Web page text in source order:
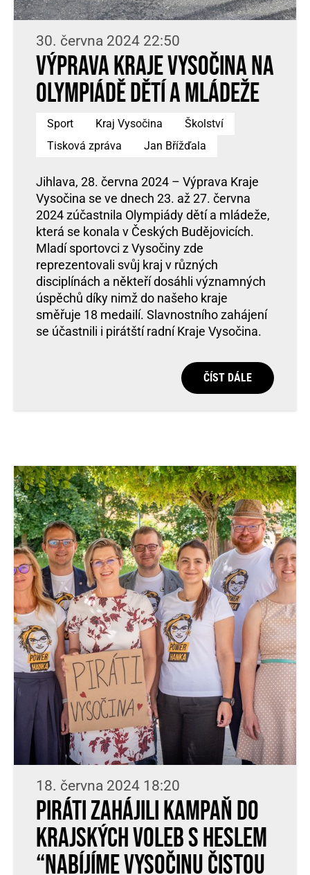
30. června 2024 22:50
Výprava Kraje Vysočina na
Olympiádě dětí a mládeže
Sport Kraj Vysočina
Školství
Tisková zpráva
Jan Břížďala
Jihlava, 28. června 2024 – Výprava Kraje
Vysočina se ve dnech 23. až 27. června
2024 zúčastnila Olympiády dětí a mládeže,
která se konala v Českých Budějovicích.
Mladí sportovci z Vysočiny zde
reprezentovali svůj kraj v různých
disciplínách a někteří dosáhli významných
úspěchů díky nimž do našeho kraje
směřuje 18 medailí. Slavnostního zahájení
se účastnili i pirátští radní Kraje Vysočina.
ČÍST DÁLE
18. června 2024 18:20
Piráti zahájili kampaň do
krajských voleb s heslem
“Nabíjíme Vysočinu čistou